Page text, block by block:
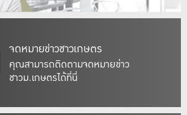
จดหมายข่าวชาวเกษตร
คุณสามารถติดตามจดหมายข่าว
ชาวม.เกษตรได้ที่นี่